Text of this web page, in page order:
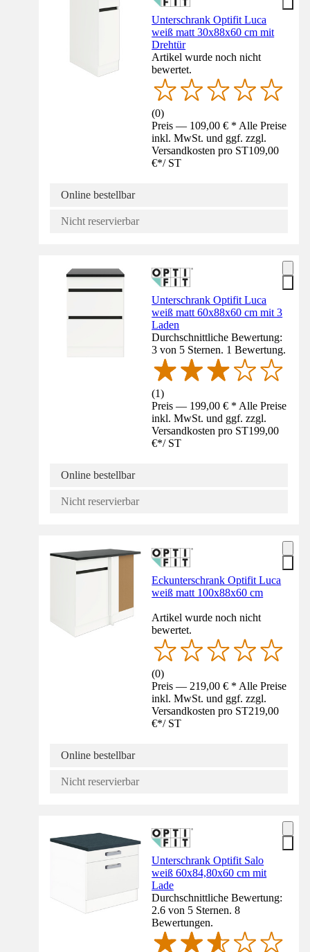
Unterschrank Optifit Luca
weiß matt 30x88x60 cm mit
Drehtür
Artikel wurde noch nicht
bewertet.
(0)
Preis — 109,00 € * Alle Preise
inkl. MwSt. und ggf. zzgl.
Versandkosten pro ST109,00
€*/ ST
Online bestellbar
Nicht reservierbar
Unterschrank Optifit Luca
weiß matt 60x88x60 cm mit 3
Laden
Durchschnittliche Bewertung:
3 von 5 Sternen. 1 Bewertung.
(1)
Preis — 199,00 € * Alle Preise
inkl. MwSt. und ggf. zzgl.
Versandkosten pro ST199,00
€*/ ST
Online bestellbar
Nicht reservierbar
Eckunterschrank Optifit Luca
weiß matt 100x88x60 cm
Artikel wurde noch nicht
bewertet.
(0)
Preis — 219,00 € * Alle Preise
inkl. MwSt. und ggf. zzgl.
Versandkosten pro ST219,00
€*/ ST
Online bestellbar
Nicht reservierbar
Unterschrank Optifit Salo
weiß 60x84,80x60 cm mit
Lade
Durchschnittliche Bewertung:
2.6 von 5 Sternen. 8
Bewertungen.